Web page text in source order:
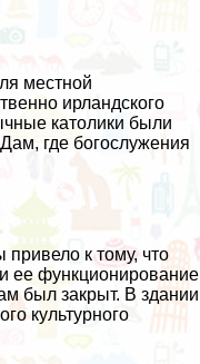
местной
ирландского
католики были
где богослужения
к тому, что
ее функционирование
был закрыт. В здании
культурного